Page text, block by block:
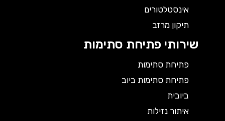
אינסטלטורים
תיקון מרזב
שירותי פתיחת סתימות
פתיחת סתימות
פתיחת סתימות ביוב
ביובית
איתור נזילות